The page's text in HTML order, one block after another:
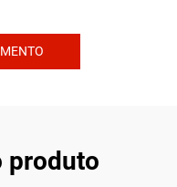
produto